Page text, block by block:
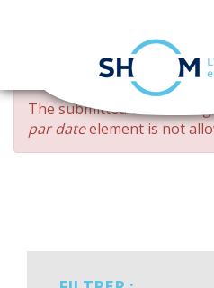
Skip
main
content
ERROR
MESSAGE
The submitted value
par dateelement is not